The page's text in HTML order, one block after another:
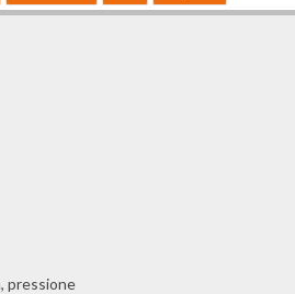
pressione